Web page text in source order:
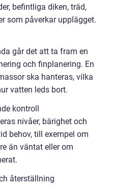
befintliga diken, träd,
som påverkar upplägget.
går det att ta fram en
och finplanering. En
ska hanteras, vilka
vatten leds bort.
kontroll
nivåer, bärighet och
behov, till exempel om
än väntat eller om
återställning